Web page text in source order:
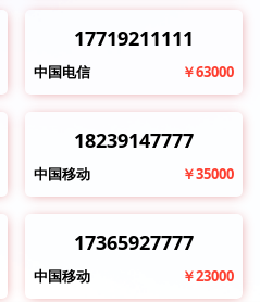
17719211111
中国电信 ￥63000
18239147777
中国移动 ￥35000
17365927777
中国移动 ￥23000